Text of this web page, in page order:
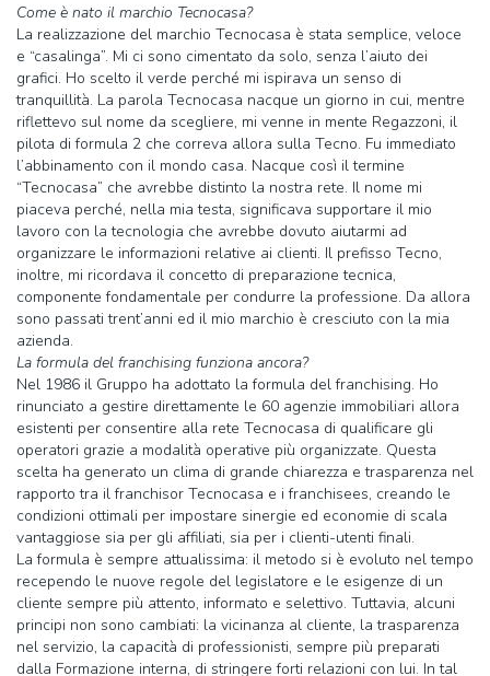
Come è nato il marchio Tecnocasa?
La realizzazione del marchio Tecnocasa è stata semplice, veloce
e “casalinga”. Mi ci sono cimentato da solo, senza l’aiuto dei
grafici. Ho scelto il verde perché mi ispirava un senso di
tranquillità. La parola Tecnocasa nacque un giorno in cui, mentre
riflettevo sul nome da scegliere, mi venne in mente Regazzoni, il
pilota di formula 2 che correva allora sulla Tecno. Fu immediato
l’abbinamento con il mondo casa. Nacque così il termine
“Tecnocasa” che avrebbe distinto la nostra rete. Il nome mi
piaceva perché, nella mia testa, significava supportare il mio
lavoro con la tecnologia che avrebbe dovuto aiutarmi ad
organizzare le informazioni relative ai clienti. Il prefisso Tecno,
inoltre, mi ricordava il concetto di preparazione tecnica,
componente fondamentale per condurre la professione. Da allora
sono passati trent’anni ed il mio marchio è cresciuto con la mia
azienda.
La formula del franchising funziona ancora?
Nel 1986 il Gruppo ha adottato la formula del franchising. Ho
rinunciato a gestire direttamente le 60 agenzie immobiliari allora
esistenti per consentire alla rete Tecnocasa di qualificare gli
operatori grazie a modalità operative più organizzate. Questa
scelta ha generato un clima di grande chiarezza e trasparenza nel
rapporto tra il franchisor Tecnocasa e i franchisees, creando le
condizioni ottimali per impostare sinergie ed economie di scala
vantaggiose sia per gli affiliati, sia per i clienti-utenti finali.
La formula è sempre attualissima: il metodo si è evoluto nel tempo
recependo le nuove regole del legislatore e le esigenze di un
cliente sempre più attento, informato e selettivo. Tuttavia, alcuni
principi non sono cambiati: la vicinanza al cliente, la trasparenza
nel servizio, la capacità di professionisti, sempre più preparati
dalla Formazione interna, di stringere forti relazioni con lui. In tal